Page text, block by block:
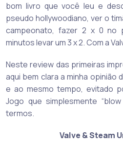
bom livro que você leu e
pseudo hollywoodiano, ver o
campeonato, fazer 2 x 0 no
minutos levar um 3 x 2. Com a
Neste review das primeiras
aqui bem clara a minha
e ao mesmo tempo, evitado
Jogo que simplesmente
termos.
Valve & Steam